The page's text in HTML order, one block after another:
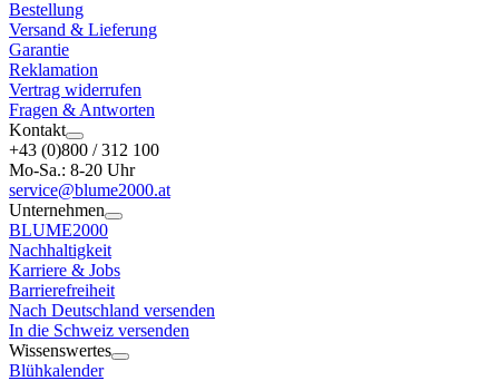
Bestellung
Versand & Lieferung
Garantie
Reklamation
Vertrag widerrufen
Fragen & Antworten
Kontakt
+43 (0)800 / 312 100
Mo-Sa.: 8-20 Uhr
service@blume2000.at
Unternehmen
BLUME2000
Nachhaltigkeit
Karriere & Jobs
Barrierefreiheit
Nach Deutschland versenden
In die Schweiz versenden
Wissenswertes
Blühkalender